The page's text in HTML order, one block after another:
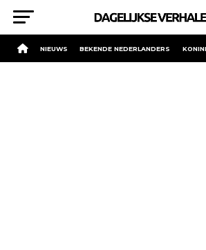
NIEUWS BEKENDE NEDERLANDERS